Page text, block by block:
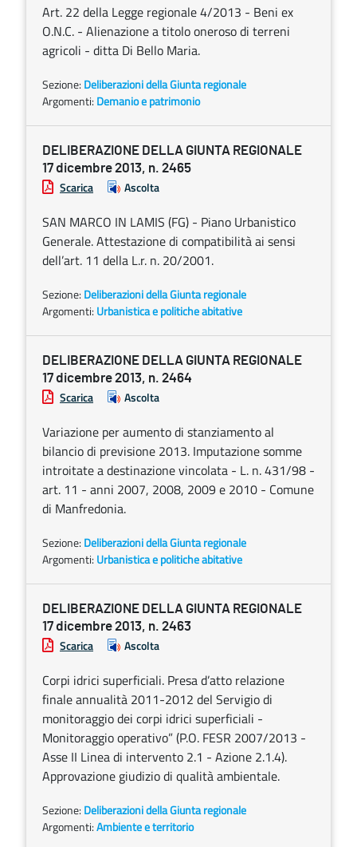
Art. 22 della Legge regionale 4/2013 - Beni ex
O.N.C. - Alienazione a titolo oneroso di terreni
agricoli - ditta Di Bello Maria.
Sezione: Deliberazioni della Giunta regionale
Argomenti: Demanio e patrimonio
DELIBERAZIONE DELLA GIUNTA REGIONALE
17 dicembre 2013, n. 2465
Scarica Ascolta
SAN MARCO IN LAMIS (FG) - Piano Urbanistico
Generale. Attestazione di compatibilità ai sensi
dell’art. 11 della L.r. n. 20/2001.
Sezione: Deliberazioni della Giunta regionale
Argomenti: Urbanistica e politiche abitative
DELIBERAZIONE DELLA GIUNTA REGIONALE
17 dicembre 2013, n. 2464
Scarica Ascolta
Variazione per aumento di stanziamento al
bilancio di previsione 2013. Imputazione somme
introitate a destinazione vincolata - L. n. 431/98 -
art. 11 - anni 2007, 2008, 2009 e 2010 - Comune
di Manfredonia.
Sezione: Deliberazioni della Giunta regionale
Argomenti: Urbanistica e politiche abitative
DELIBERAZIONE DELLA GIUNTA REGIONALE
17 dicembre 2013, n. 2463
Scarica Ascolta
Corpi idrici superficiali. Presa d’atto relazione
finale annualità 2011-2012 del Servigio di
monitoraggio dei corpi idrici superficiali -
Monitoraggio operativo” (P.O. FESR 2007/2013 -
Asse II Linea di intervento 2.1 - Azione 2.1.4).
Approvazione giudizio di qualità ambientale.
Sezione: Deliberazioni della Giunta regionale
Argomenti:Ambiente e territorio